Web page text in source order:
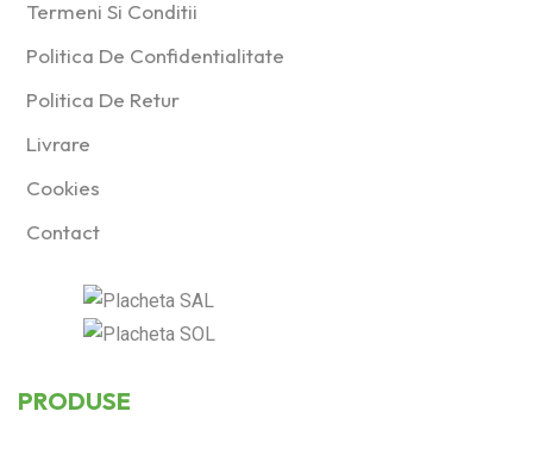
Termeni Si Conditii
Politica De Confidentialitate
Politica De Retur
Livrare
Cookies
Contact
PRODUSE